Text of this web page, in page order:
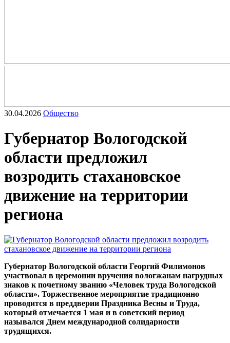
30.04.2026 Общество
Губернатор Вологодской
области предложил
возродить стахановское
движение на территории
региона
Губернатор Вологодской области Георгий Филимонов
участвовал в церемонии вручения вологжанам нагрудных
знаков к почетному званию «Человек труда Вологодской
области». Торжественное мероприятие традиционно
проводится в преддверии Праздника Весны и Труда,
который отмечается 1 мая и в советский период
назывался Днем международной солидарности
трудящихся.